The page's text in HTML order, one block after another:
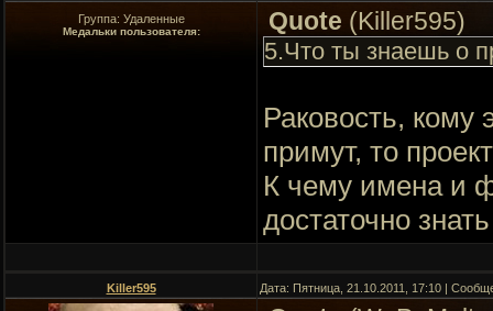
Группа: Удаленные
Медальки пользователя: Quote (Killer595)
5.Что ты знаешь о
Раковость, кому
примут, то
К чему имена и
достаточно
Killer595 Дата: Пятница, 21.10.2011, 17:10 |